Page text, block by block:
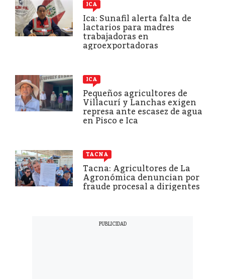
ICA
Ica: Sunafil alerta falta de
lactarios para madres
trabajadoras en
agroexportadoras
ICA
Pequeños agricultores de
Villacurí y Lanchas exigen
represa ante escasez de agua
en Pisco e Ica
TACNA
Tacna: Agricultores de La
Agronómica denuncian por
fraude procesal a dirigentes